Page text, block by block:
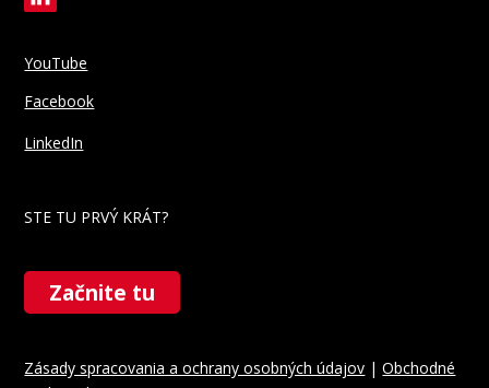
YouTube
Facebook
LinkedIn
STE TU PRVÝ KRÁT?
Začnite tu
Zásady spracovania a ochrany osobných údajov |Obchodné